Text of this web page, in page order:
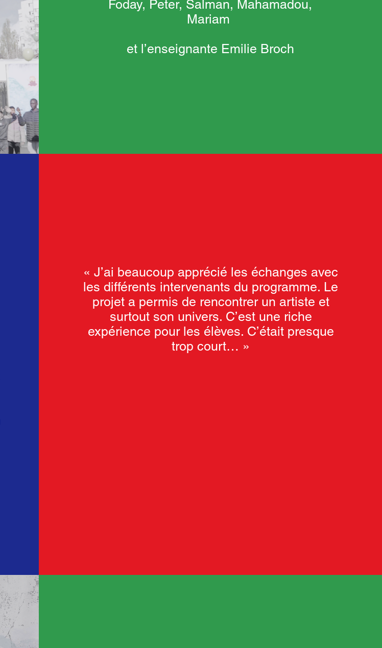
Foday, Peter, Salman, Mahamadou,
Mariam
et l’enseignante Emilie Broch
« J’ai beaucoup apprécié les échanges avec
les différents intervenants du programme. Le
projet a permis de rencontrer un artiste et
surtout son univers. C’est une riche
expérience pour les élèves. C’était presque
trop court… »